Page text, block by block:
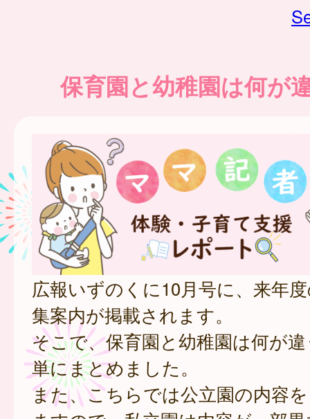
保育園と幼稚園は何が
広報いずのくに10月号に、来年
集案内が掲載されます。
そこで、保育園と幼稚園は何が
単にまとめました。
また、こちらでは公立園の内容